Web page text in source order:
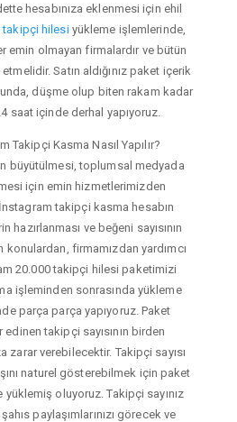
hesabınıza eklenmesi için ehil
takipçi hilesiyükleme işlemlerinde,
emin olmayan firmalardır ve bütün
Satın aldığınız paket içerik
düşme olup biten rakam kadar
saat içinde derhal yapıyoruz.
Takipçi Kasma Nasıl Yapılır?
büyütülmesi, toplumsal medyada
için emin hizmetlerimizden
takipçi kasma hesabın
hazırlanması ve beğeni sayısının
konulardan, firmamızdan yardımcı
20.000 takipçi hilesi paketimizi
işleminden sonrasında yükleme
parça parça yapıyoruz. Paket
edinen takipçi sayısının birden
zarar verebilecektir. Takipçi sayısı
naturel gösterebilmek için paket
oluyoruz. Takipçi sayınız
paylaşımlarınızı görecek ve